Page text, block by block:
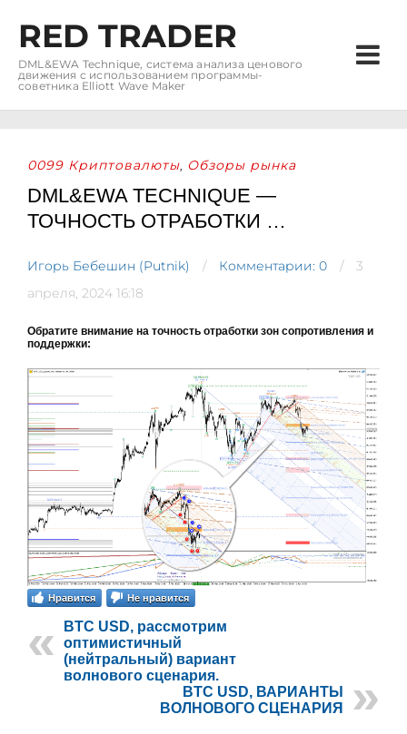
RED TRADER
DML&EWA Technique, система анализа ценового
движения с использованием программы-
советника Elliott Wave Maker
0099 Криптовалюты, Обзоры рынка
DML&EWA TECHNIQUE —
ТОЧНОСТЬ ОТРАБОТКИ …
Игорь Бебешин (Putnik) Комментарии: 0
3
апреля, 2024 16:18
Обратите внимание на точность отработки зон сопротивления и
поддержки:
Нравится Не нравится
BTC USD, рассмотрим
оптимистичный
(нейтральный) вариант
волнового сценария.
BTC USD, ВАРИАНТЫ
ВОЛНОВОГО СЦЕНАРИЯ